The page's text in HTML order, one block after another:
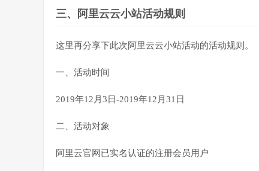
三、阿里云云小站活动规则
这里再分享下此次阿里云云小站活动的活动规则。
一、活动时间
2019年12月3日-2019年12月31日
二、活动对象
阿里云官网已实名认证的注册会员用户